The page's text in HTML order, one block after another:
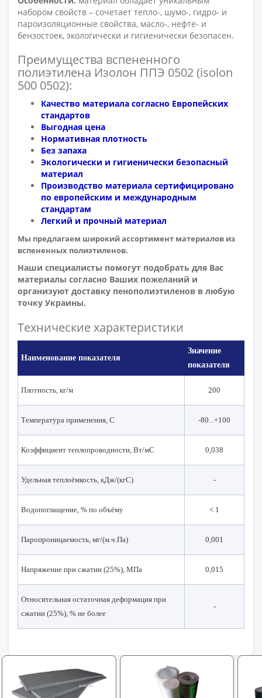
набором свойств – сочетает тепло-, шумо-, гидро- и
пароизоляционные свойства, масло-, нефте- и
бензостоек, экологически и гигиенически безопасен.
Преимущества вспененного
полиэтилена Изолон ППЭ 0502 (isolon
500 0502):
Качество материала согласно Европейских
стандартов
Выгодная цена
Нормативная плотность
Без запаха
Экологически и гигиенически безопасный
материал
Производство материала сертифицировано
по европейским и международным
стандартам
Легкий и прочный материал
Мы предлагаем широкий ассортимент материалов из
вспененных полиэтиленов.
Наши специалисты помогут подобрать для Вас
материалы согласно Ваших пожеланий и
организуют доставку пенополиэтиленов в любую
точку Украины.
Технические характеристики
Наименование показателя
Значение
показателя
Плотность, кг/м 200
Температура применения, С -80...+100
Коэффициент теплопроводности, Вт/мС 0,038
Удельная теплоёмкость, кДж/(кгС) -
Водопоглащение, % по объёму < 1
Паропроницаемость, мг/(м.ч.Па) 0,001
Напряжение при сжатии (25%), МПа 0,015
Относительная остаточная деформация при
сжатии (25%), % не более
-